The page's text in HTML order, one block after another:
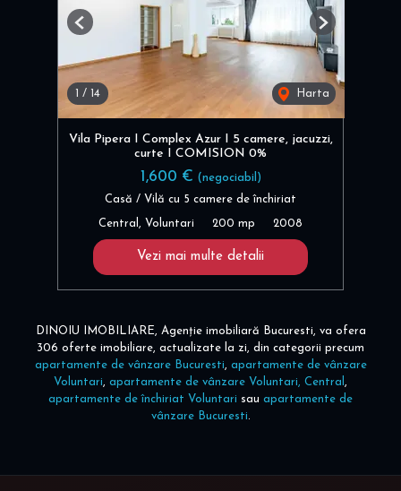
1 / 14 Harta
Previous Next
Vila Pipera I Complex Azur I 5 camere, jacuzzi,
curte I COMISION 0%
1,600 € (negociabil)
Casă / Vilă cu 5 camere de închiriat
Central, Voluntari 200 mp 2008
Vezi mai multe detalii
DINOIU IMOBILIARE, Agenție imobiliară Bucuresti, va ofera
306 oferte imobiliare, actualizate la zi, din categorii precum
apartamente de vânzare Bucuresti, apartamente de vânzare
Voluntari, apartamente de vânzare Voluntari, Central ,
apartamente de închiriat Voluntari sau apartamente de
vânzare Bucuresti.